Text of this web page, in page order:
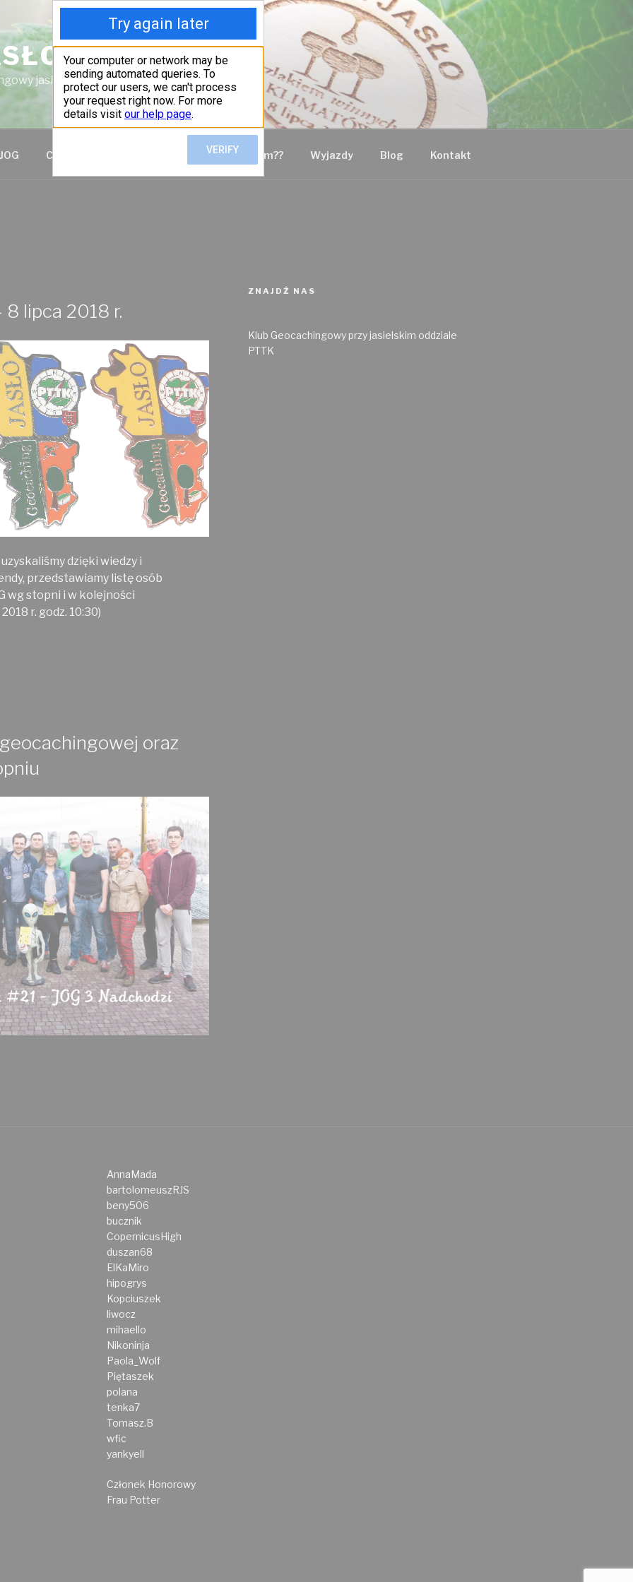
TEAM
jasielskiego oddziału PTTK
Co zrobić żeby być członkiem GC JASŁO Team?? Wyjazdy Blog Kontakt
lipca 2018 r.
dzięki wiedzy i
przedstawiamy listę osób
wg stopni i w kolejności
r. godz. 10:30)
oraz
ZNAJDŹ NAS
Klub Geocachingowy przy jasielskim oddziale
PTTK
AnnaMada
bartolomeuszRJS
beny506
bucznik
CopernicusHigh
duszan68
ElKaMiro
hipogrys
Kopciuszek
liwocz
mihaello
Nikoninja
Paola_Wolf
Piętaszek
polana
tenka7
Tomasz.B
wfic
yankyell
Członek Honorowy
Frau Potter